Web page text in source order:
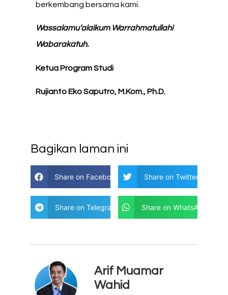
berkembang bersama kami.
Wassalamu’alaikum Warrahmatullahi
Wabarakatuh.
Ketua Program Studi
Rujianto Eko Saputro, M.Kom., Ph.D.
Bagikan laman ini
Share on Facebook Share on Twitter
Share on Telegram Share on WhatsApp
Arif Muamar
Wahid